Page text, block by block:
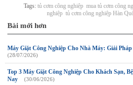
Tags: tủ cơm công nghiệp mua tủ cơm công
nghiệp tủ cơm công nghiệp Hàn
Bài mới hơn
Máy Giặt Công Nghiệp Cho Nhà Máy: Giải
(28/07/2026)
Top 3 Máy Giặt Công Nghiệp Cho Khách Sạn,
Nay
(30/06/2026)